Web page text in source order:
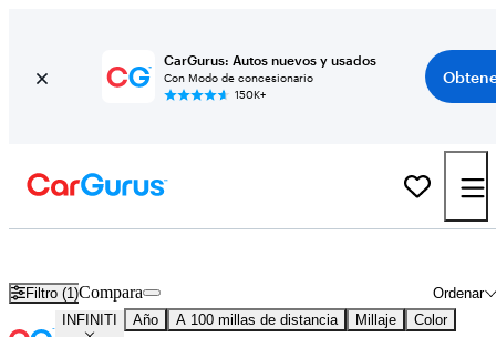
CarGurus: Autos nuevos y usados
Con Modo de concesionario
150K+
Filtro (1) Ordenar
Compara
INFINITI Año A 100 millas de distancia Millaje Color